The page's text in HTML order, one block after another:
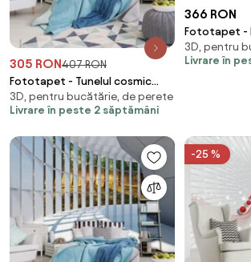
305 RON407 RON
Fototapet - Tunelul cosmic
(254x184 cm)
3D, pentru bucătărie, de perete
Livrare în peste 2 săptămâni
366 RON
Fototapet -
(254x184
3D, pentru
Livrare în
-25 %